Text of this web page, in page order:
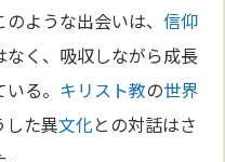
のような出会いは、信仰
なく、吸収しながら成長
る。 キリスト教の世界
した異文化との対話はさ